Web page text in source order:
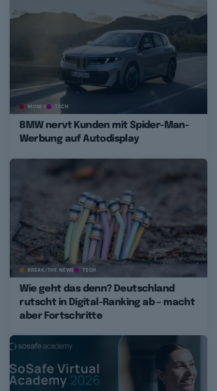
MONEY TECH
BMW nervt Kunden mit Spider-Man-
Werbung auf Autodisplay
BREAK/THE NEWS TECH
Wie geht das denn? Deutschland
rutscht in Digital-Ranking ab – macht
aber Fortschritte